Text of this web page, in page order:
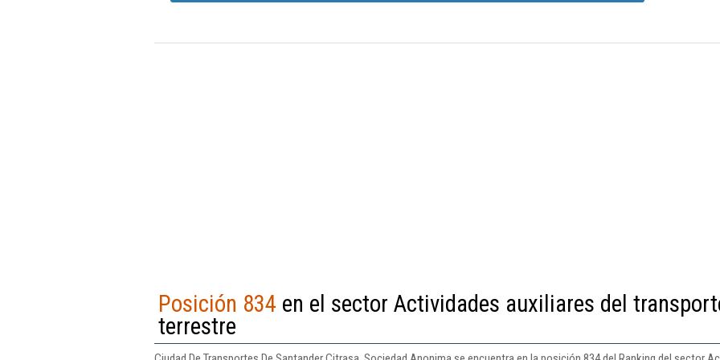
Posición 834 en el sector Actividades auxiliares del
terrestre